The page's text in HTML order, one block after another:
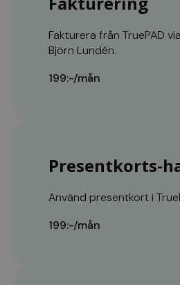
Fakturera från TruePAD
Björn Lundén.
199:-/mån
Presentkorts-
Använd presentkort i
199:-/mån